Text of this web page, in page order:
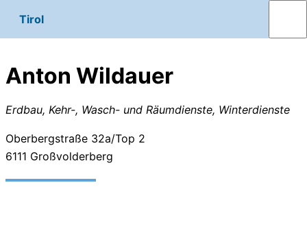
Tirol
Anton Wildauer
Erdbau, Kehr-, Wasch- und Räumdienste, Winterdienste
Oberbergstraße 32a/Top 2
6111 Großvolderberg